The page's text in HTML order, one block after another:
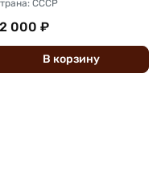
СССР
000 ₽
В корзину